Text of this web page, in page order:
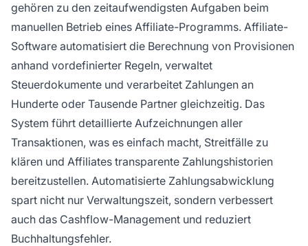
gehören zu den zeitaufwendigsten Aufgaben beim
manuellen Betrieb eines Affiliate-Programms. Affiliate-
Software automatisiert die Berechnung von Provisionen
anhand vordefinierter Regeln, verwaltet
Steuerdokumente und verarbeitet Zahlungen an
Hunderte oder Tausende Partner gleichzeitig. Das
System führt detaillierte Aufzeichnungen aller
Transaktionen, was es einfach macht, Streitfälle zu
klären und Affiliates transparente Zahlungshistorien
bereitzustellen. Automatisierte Zahlungsabwicklung
spart nicht nur Verwaltungszeit, sondern verbessert
auch das Cashflow-Management und reduziert
Buchhaltungsfehler.